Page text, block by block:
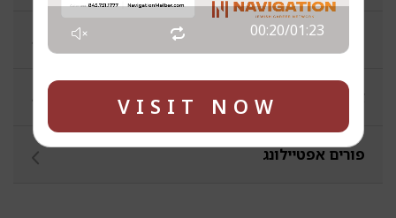
פלאי פלאים - מענדל בוים
אויפן גאס מיט ר' חיים
פורים אפטיילונג
00:21/01:23
VISIT NOW